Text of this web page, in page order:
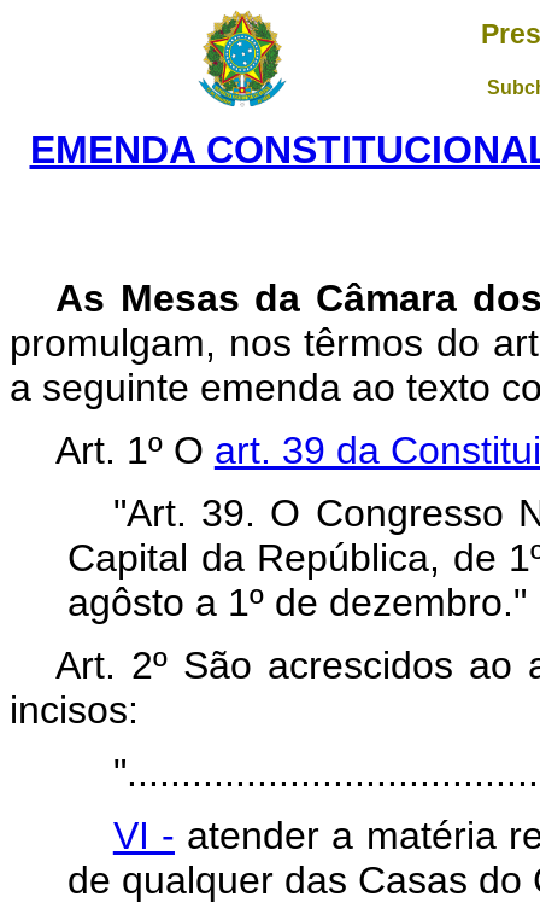
EMENDA
As Mesas da Câmara
promulgam, nos têrmos do
a seguinte emenda ao texto
Art. 1º O art. 39 da
"Art. 39. O Congresso
Capital da República, de
agôsto a 1º de dezembro."
Art. 2º São acrescidos ao
incisos:
VI - atender a matéria
de qualquer das Casas do